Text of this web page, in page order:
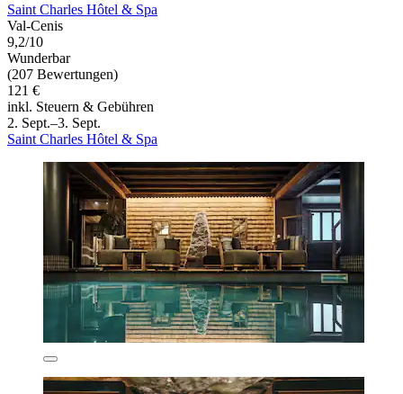
Saint Charles Hôtel & Spa
Val-Cenis
9,2/10
Wunderbar
(207 Bewertungen)
121 €
inkl. Steuern & Gebühren
2. Sept.–3. Sept.
Saint Charles Hôtel & Spa